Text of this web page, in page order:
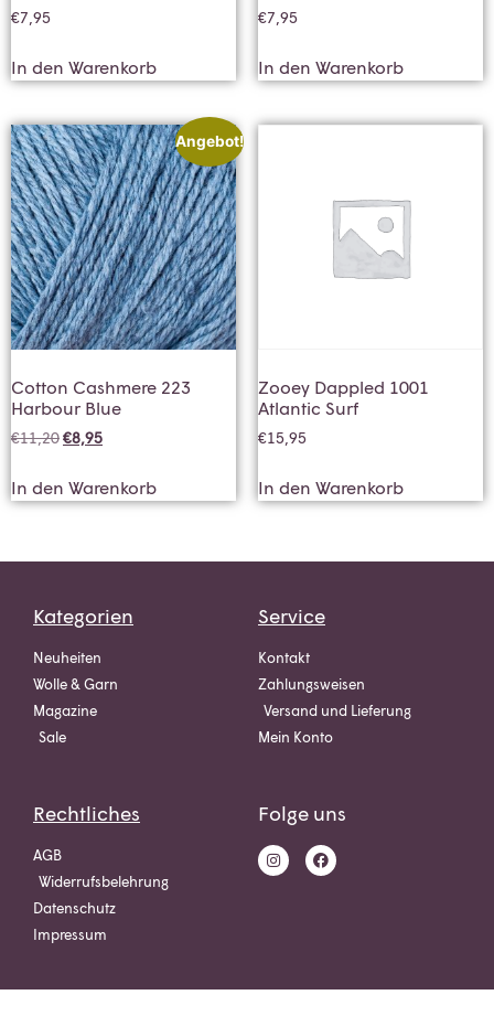
€7,95
In den Warenkorb
€7,95
In den Warenkorb
Angebot!
Cotton Cashmere 223
Harbour Blue
€11,20€8,95
In den Warenkorb
Zooey Dappled 1001
Atlantic Surf
€15,95
In den Warenkorb
Kategorien
Neuheiten
Wolle & Garn
Magazine
Sale
Service
Kontakt
Zahlungsweisen
Versand und Lieferung
Mein Konto
Rechtliches
AGB
Widerrufsbelehrung
Datenschutz
Impressum
Folge uns